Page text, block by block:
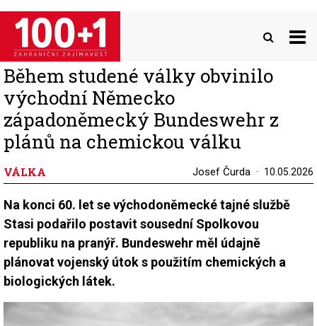
Přejít
hlavnímu
obsahu
Během studené války obvinilo
východní Německo
západoněmecký Bundeswehr z
plánů na chemickou válku
VÁLKA Josef Čurda 10.05.2026
Na konci 60. let se východoněmecké tajné službě
Stasi podařilo postavit sousední Spolkovou
republiku na pranýř. Bundeswehr měl údajně
plánovat vojenský útok s použitím chemických a
biologických látek.